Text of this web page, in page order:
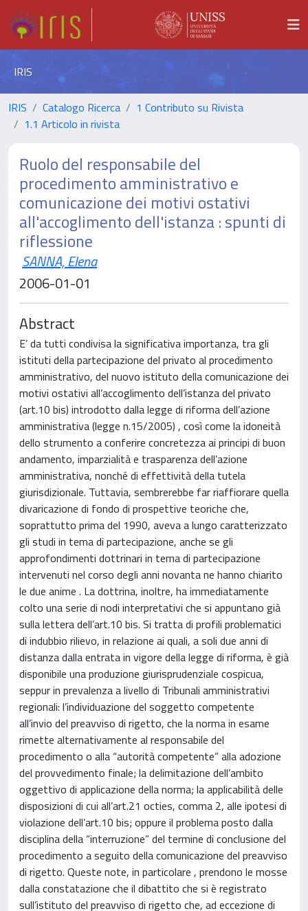
IRIS
IRIS Catalogo Ricerca
1 Contributo su Rivista
1.1 Articolo in rivista
Ruolo del responsabile del
procedimento amministrativo e
comunicazione dei motivi ostativi
all'accoglimento dell'istanza : spunti di
riflessione
SANNA, Elena
2006-01-01
Abstract
E’ da tutti condivisa la significativa importanza, tra gli
istituti della partecipazione del privato al procedimento
amministrativo, del nuovo istituto della comunicazione dei
motivi ostativi all’accoglimento dell’istanza del privato
(art.10 bis) introdotto dalla legge di riforma dell’azione
amministrativa (legge n.15/2005) , così come la idoneità
dello strumento a conferire concretezza ai principi di buon
andamento, imparzialità e trasparenza dell’azione
amministrativa, nonché di effettività della tutela
giurisdizionale. Tuttavia, sembrerebbe far riaffiorare quella
divaricazione di fondo di prospettive teoriche che,
soprattutto prima del 1990, aveva a lungo caratterizzato
gli studi in tema di partecipazione, anche se gli
approfondimenti dottrinari in tema di partecipazione
intervenuti nel corso degli anni novanta ne hanno chiarito
le due anime . La dottrina, inoltre, ha immediatamente
colto una serie di nodi interpretativi che si appuntano già
sulla lettera dell’art.10 bis. Si tratta di profili problematici
di indubbio rilievo, in relazione ai quali, a soli due anni di
distanza dalla entrata in vigore della legge di riforma, è già
disponibile una produzione giurisprudenziale cospicua,
seppur in prevalenza a livello di Tribunali amministrativi
regionali: l’individuazione del soggetto competente
all’invio del preavviso di rigetto, che la norma in esame
rimette alternativamente al responsabile del
procedimento o alla “autorità competente” alla adozione
del provvedimento finale; la delimitazione dell’ambito
oggettivo di applicazione della norma; la applicabilità delle
disposizioni di cui all’art.21 octies, comma 2, alle ipotesi di
violazione dell’art.10 bis; oppure il problema posto dalla
disciplina della “interruzione” del termine di conclusione del
procedimento a seguito della comunicazione del preavviso
di rigetto. Queste note, in particolare , prendono le mosse
dalla constatazione che il dibattito che si è registrato
sull’istituto del preavviso di rigetto che, ad eccezione di